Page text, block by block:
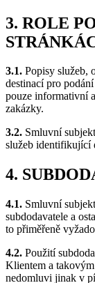
3. ROLE
3.1. Popisy služeb,
destinací pro
pouze informativní
zakázky.
3.2. Smluvní
služeb identifikující
4.
4.1. Smluvní
subdodavatele a
to přiměřeně
4.2. Použití
Klientem a
nedomluvi jinak v